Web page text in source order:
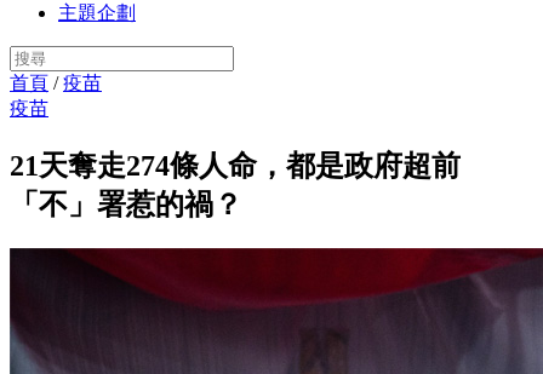
主題企劃
首頁 /疫苗
疫苗
21天奪走274條人命，都是政府超前
「不」署惹的禍？